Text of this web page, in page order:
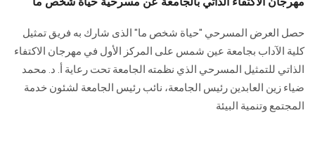
حصل العرض المسرحي "حياة شخص ما" الذى شارك به فريق تمثيل
كلية الآداب بجامعة عين ‏شمس على المركز الأول في مهرجان الاكتفاء
الذاتي للتمثيل المسرحي الذي نظمته الجامعة تحت ‏رعاية أ. د. محمد
ضياء زين العابدين رئيس الجامعة، نائب رئيس الجامعة ‏لشئون خدمة
المجتمع وتنمية البيئة‏